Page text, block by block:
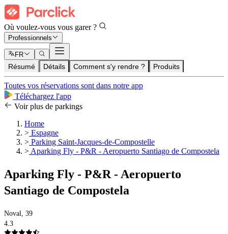
Où voulez-vous vous garer ?
Professionnels
FR
Résumé Détails Comment s'y rendre ? Produits
Toutes vos réservations sont dans notre app
Téléchargez l'app
Voir plus de parkings
Home
> Espagne
> Parking Saint-Jacques-de-Compostelle
> Aparking Fly - P&R - Aeropuerto Santiago de Compostela
Aparking Fly - P&R - Aeropuerto
Santiago de Compostela
Noval, 39
4.3